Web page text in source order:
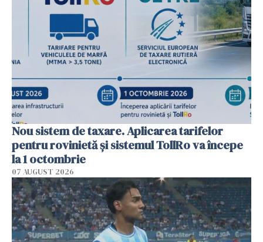
Nou sistem de taxare. Aplicarea tarifelor
pentru rovinietă şi sistemul TollRo va începe
la 1 octombrie
07 AUGUST 2026